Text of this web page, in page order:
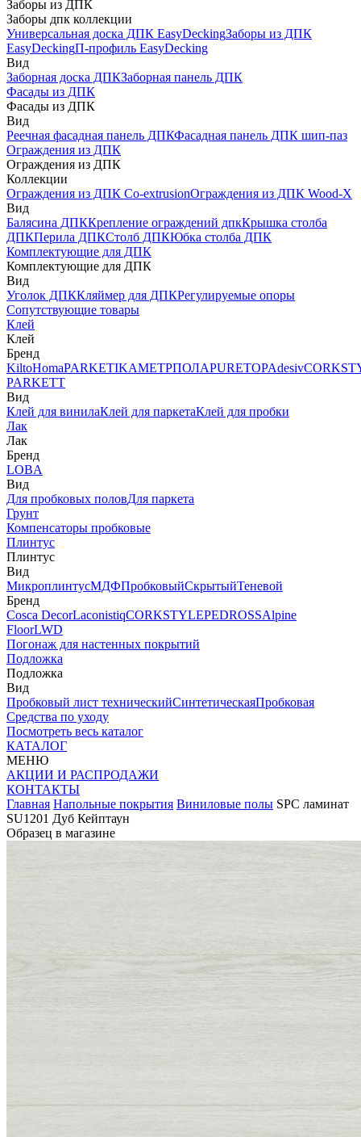
Заборы из ДПК
Заборы дпк коллекции
Универсальная доска ДПК EasyDeckingЗаборы из ДПК
EasyDeckingП-профиль EasyDecking
Вид
Заборная доска ДПКЗаборная панель ДПК
Фасады из ДПК
Фасады из ДПК
Вид
Реечная фасадная панель ДПКФасадная панель ДПК шип-паз
Ограждения из ДПК
Ограждения из ДПК
Коллекции
Ограждения из ДПК Co-extrusionОграждения из ДПК Wood-X
Вид
Балясина ДПККрепление ограждений дпкКрышка столба
ДПКПерила ДПКСтолб ДПКЮбка столба ДПК
Комплектующие для ДПК
Комплектующие для ДПК
Вид
Уголок ДПККляймер для ДПКРегулируемые опоры
Сопутствующие товары
Клей
Клей
Бренд
KiltoHomaPARKETIKAМЕТРПОЛАPURETOPAdesiv
PARKETT
Вид
Клей для винилаКлей для паркетаКлей для пробки
Лак
Лак
Бренд
LOBA
Вид
Для пробковых половДля паркета
Грунт
Компенсаторы пробковые
Плинтус
Плинтус
Вид
МикроплинтусМДФПробковыйСкрытыйТеневой
Бренд
Cosca DecorLaconistiqCORKSTYLEPEDROSSAlpine
FloorLWD
Погонаж для настенных покрытий
Подложка
Подложка
Вид
Пробковый лист техническийСинтетическаяПробковая
Средства по уходу
Посмотреть весь каталог
КАТАЛОГ
МЕНЮ
АКЦИИ И РАСПРОДАЖИ
КОНТАКТЫ
Главная Напольные покрытия Виниловые полы SPC ламинат
SU1201 Дуб Кейптаун
Образец в магазине